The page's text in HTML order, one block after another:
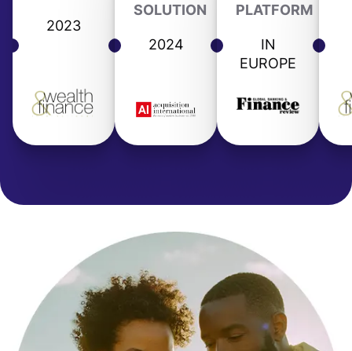
2023
SOLUTION
2024
PLATFORM
IN
EUROPE